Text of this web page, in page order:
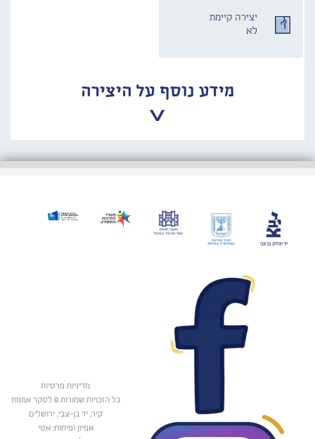
יצירה קיימת
לא
מידע נוסף על היצירה
מדיניות פרטיות
כל הזכויות שמורות © לסקר אמנות
קיר, יד בן-צבי, ירושלים
אפיון ופיתוח: אטי